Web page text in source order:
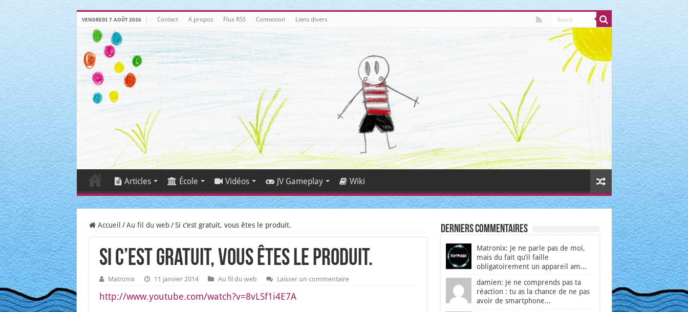
VENDREDI 7 AOÛT 2026 Contact A propos Flux RSS Connexion Liens divers
Articles École Vidéos JV Gameplay Wiki
Accueil / Au fil du web / Si c’est gratuit, vous êtes le produit.
Si c’est gratuit, vous êtes le produit.
Matronix 11 janvier 2014 Au fil du web Laisser un commentaire
http://www.youtube.com/watch?v=8vLSf1i4E7A
Derniers Commentaires
Matronix: Je ne parle pas de moi,
mais du fait qu’il faille
obligatoirement un appareil am...
damien: Je ne comprends pas ta
réaction : tu as la chance de ne pas
avoir de smartphone...